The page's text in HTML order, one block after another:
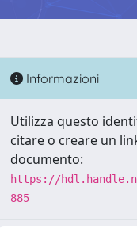
Informazioni
Utilizza questo
citare o creare un
documento:
https://
885